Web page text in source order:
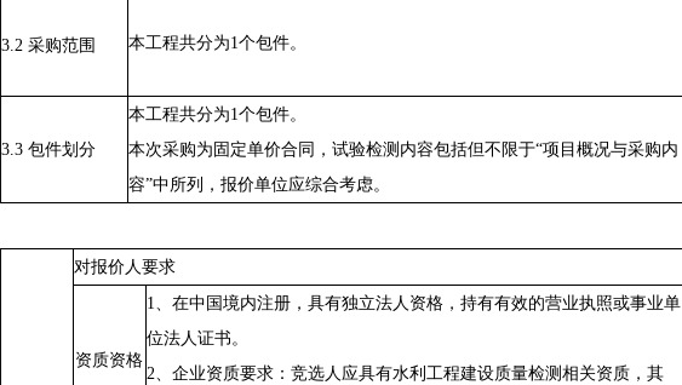
3.2 采购范围 本工程共分为1个包件。
3.3 包件划分
本工程共分为1个包件。
本次采购为固定单价合同，试验检测内容包括但不限于“项目概况与采购内
容”中所列，报价单位应综合考虑。
对报价人要求
资质资格
1、在中国境内注册，具有独立法人资格，持有有效的营业执照或事业单
位法人证书。
2、企业资质要求： 竞选人应具有水利工程建设质量检测相关资质，其